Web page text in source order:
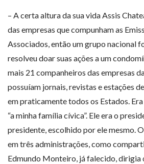
– A certa altura da sua vida Assis
das empresas que compunham as
Associados, então um grupo nacional
resolveu doar suas ações a um
mais 21 companheiros das empresas
possuíam jornais, revistas e estações
em praticamente todos os Estados.
“a minha família cívica”. Ele era o
presidente, escolhido por ele mesmo.
em três administrações, como
Edmundo Monteiro, já falecido, dirigia